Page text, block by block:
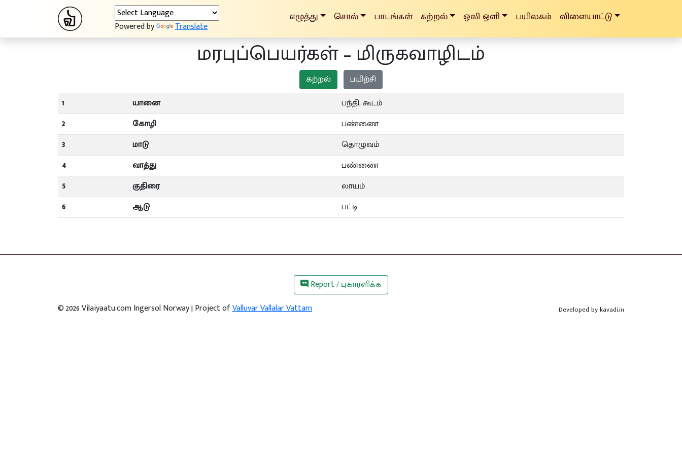
Powered by Translate
எழுத்து சொல் பாடங்கள் கற்றல் ஒலி ஒளி பயிலகம் விளையாட்டு
மரபுப்பெயர்கள் – மிருகவாழிடம்
கற்றல்
பயிற்சி
1
யானை
பந்தி, கூடம்
2
கோழி
பண்ணை
3
மாடு
தொழுவம்
4
வாத்து
பண்ணை
5
குதிரை
லாயம்
6
ஆடு பட்டி
Report / புகாரளிக்க
©2026Vilaiyaatu.com Ingersol Norway | Project ofValluvar Vallalar Vattam Developed bykavadi.in